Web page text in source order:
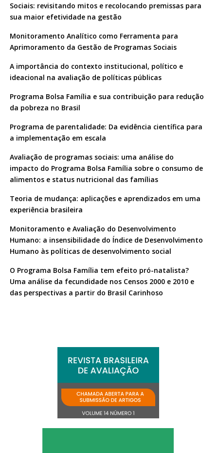
Sociais: revisitando mitos e recolocando premissas para
sua maior efetividade na gestão
Monitoramento Analítico como Ferramenta para
Aprimoramento da Gestão de Programas Sociais
A importância do contexto institucional, político e
ideacional na avaliação de políticas públicas
Programa Bolsa Família e sua contribuição para redução
da pobreza no Brasil
Programa de parentalidade: Da evidência científica para
a implementação em escala
Avaliação de programas sociais: uma análise do
impacto do Programa Bolsa Família sobre o consumo de
alimentos e status nutricional das famílias
Teoria de mudança: aplicações e aprendizados em uma
experiência brasileira
Monitoramento e Avaliação do Desenvolvimento
Humano: a insensibilidade do Índice de Desenvolvimento
Humano às políticas de desenvolvimento social
O Programa Bolsa Família tem efeito pró-natalista?
Uma análise da fecundidade nos Censos 2000 e 2010 e
das perspectivas a partir do Brasil Carinhoso